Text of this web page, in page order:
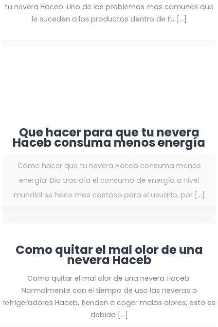
tu nevera Haceb. Uno de los problemas mas comunes que
le suceden a los productos dentro de tu […]
Que hacer para que tu nevera
Haceb consuma menos energía
Como hacer que tu nevera Haceb consuma menos
energía. Dia tras día el consumo de energía a nivel
mundial se hace mas costoso para el usuario, por[…]
Como quitar el mal olor de una
nevera Haceb
Como quitar el mal olor de una nevera Haceb.
Normalmente con el tiempo de uso las neveras o
refrigeradores Haceb, tienden a coger malos olores, esto es
debido […]